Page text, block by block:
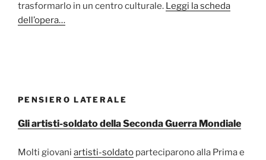
trasformarlo in un centro culturale. Leggi la scheda
dell’opera…
PENSIERO LATERALE
Gli artisti-soldato della Seconda Guerra Mondiale
Molti giovani artisti-soldato parteciparono alla Prima e